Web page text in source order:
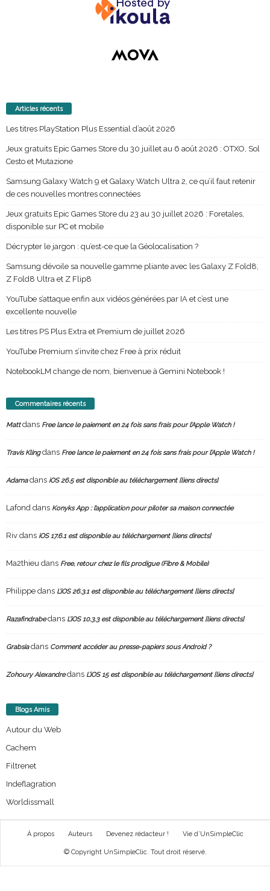
Articles récents
Les titres PlayStation Plus Essential d’août 2026
Jeux gratuits Epic Games Store du 30 juillet au 6 août 2026 : OTXO, Sol
Cesto et Mutazione
Samsung Galaxy Watch 9 et Galaxy Watch Ultra 2, ce qu’il faut retenir
de ces nouvelles montres connectées
Jeux gratuits Epic Games Store du 23 au 30 juillet 2026 : Foretales,
disponible sur PC et mobile
Décrypter le jargon : qu’est-ce que la Géolocalisation ?
Samsung dévoile sa nouvelle gamme pliante avec les Galaxy Z Fold8,
Z Fold8 Ultra et Z Flip8
YouTube s’attaque enfin aux vidéos générées par IA et c’est une
excellente nouvelle
Les titres PS Plus Extra et Premium de juillet 2026
YouTube Premium s’invite chez Free à prix réduit
NotebookLM change de nom, bienvenue à Gemini Notebook !
Commentaires récents
Mattdans Free lance le paiement en 24 fois sans frais pour l’Apple Watch !
Travis Klingdans Free lance le paiement en 24 fois sans frais pour l’Apple Watch !
Adamadans iOS 26.5 est disponible au téléchargement [liens directs]
Lafond dans Konyks App : l’application pour piloter sa maison connectée
Riv dans iOS 17.6.1 est disponible au téléchargement [liens directs]
Ma2thieu dans Free, retour chez le fils prodigue (Fibre & Mobile)
Philippe dans L’iOS 26.3.1 est disponible au téléchargement [liens directs]
Razafindrabedans L’iOS 10.3.3 est disponible au téléchargement [liens directs]
Grabsiadans Comment accéder au presse-papiers sous Android ?
Zohoury Alexandredans L’iOS 15 est disponible au téléchargement [liens directs]
Blogs Amis
Autour du Web
Cachem
Filtrenet
Indeflagration
Worldissmall
À propos Auteurs Devenez rédacteur ! Vie d’UnSimpleClic
© Copyright UnSimpleClic. Tout droit réservé.